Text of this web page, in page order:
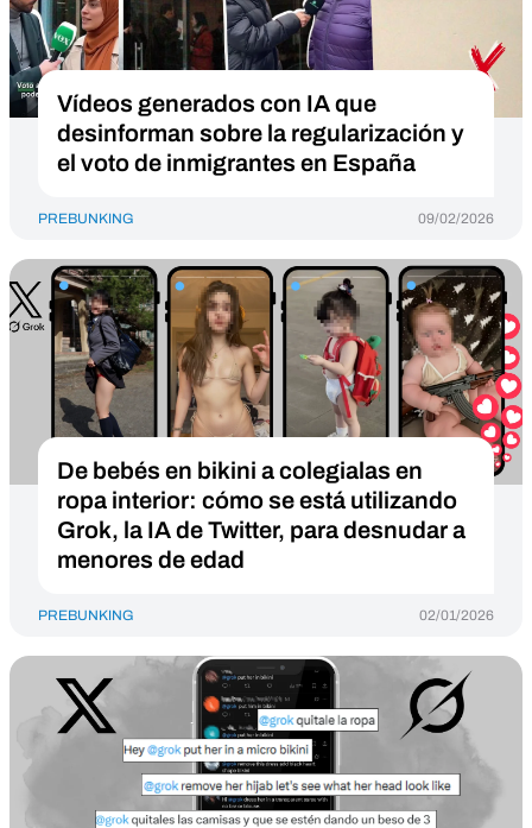
Vídeos generados con IA que
desinforman sobre la regularización y
el voto de inmigrantes en España
PREBUNKING 09/02/2026
De bebés en bikini a colegialas en
ropa interior: cómo se está utilizando
Grok, la IA de Twitter, para desnudar a
menores de edad
PREBUNKING 02/01/2026